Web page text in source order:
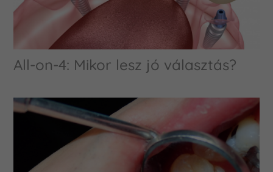
All-on-4: Mikor lesz jó választás?